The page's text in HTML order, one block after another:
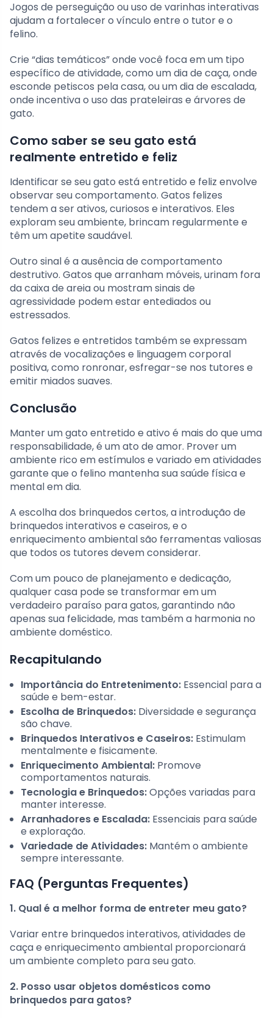
Jogos de perseguição ou uso de varinhas interativas
ajudam a fortalecer o vínculo entre o tutor e o
felino.
Crie “dias temáticos” onde você foca em um tipo
específico de atividade, como um dia de caça, onde
esconde petiscos pela casa, ou um dia de escalada,
onde incentiva o uso das prateleiras e árvores de
gato.
Como saber se seu gato está
realmente entretido e feliz
Identificar se seu gato está entretido e feliz envolve
observar seu comportamento. Gatos felizes
tendem a ser ativos, curiosos e interativos. Eles
exploram seu ambiente, brincam regularmente e
têm um apetite saudável.
Outro sinal é a ausência de comportamento
destrutivo. Gatos que arranham móveis, urinam fora
da caixa de areia ou mostram sinais de
agressividade podem estar entediados ou
estressados.
Gatos felizes e entretidos também se expressam
através de vocalizações e linguagem corporal
positiva, como ronronar, esfregar-se nos tutores e
emitir miados suaves.
Conclusão
Manter um gato entretido e ativo é mais do que uma
responsabilidade, é um ato de amor. Prover um
ambiente rico em estímulos e variado em atividades
garante que o felino mantenha sua saúde física e
mental em dia.
A escolha dos brinquedos certos, a introdução de
brinquedos interativos e caseiros, e o
enriquecimento ambiental são ferramentas valiosas
que todos os tutores devem considerar.
Com um pouco de planejamento e dedicação,
qualquer casa pode se transformar em um
verdadeiro paraíso para gatos, garantindo não
apenas sua felicidade, mas também a harmonia no
ambiente doméstico.
Recapitulando
Importância do Entretenimento: Essencial para a
saúde e bem-estar.
Escolha de Brinquedos: Diversidade e segurança
são chave.
Brinquedos Interativos e Caseiros: Estimulam
mentalmente e fisicamente.
Enriquecimento Ambiental: Promove
comportamentos naturais.
Tecnologia e Brinquedos:Opções variadas para
manter interesse.
Arranhadores e Escalada: Essenciais para saúde
e exploração.
Variedade de Atividades: Mantém o ambiente
sempre interessante.
FAQ (Perguntas Frequentes)
1. Qual é a melhor forma de entreter meu gato?
Variar entre brinquedos interativos, atividades de
caça e enriquecimento ambiental proporcionará
um ambiente completo para seu gato.
2. Posso usar objetos domésticos como
brinquedos para gatos?